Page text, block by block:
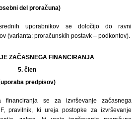
del proračuna)
uporabnikov se določijo do ravni
(varianta: proračunskih postavk – podkontov).
ZAČASNEGA FINANCIRANJA
5. člen
predpisov)
financiranja se za izvrševanje začasnega
pravilnik, ki ureja postopke za izvrševanje